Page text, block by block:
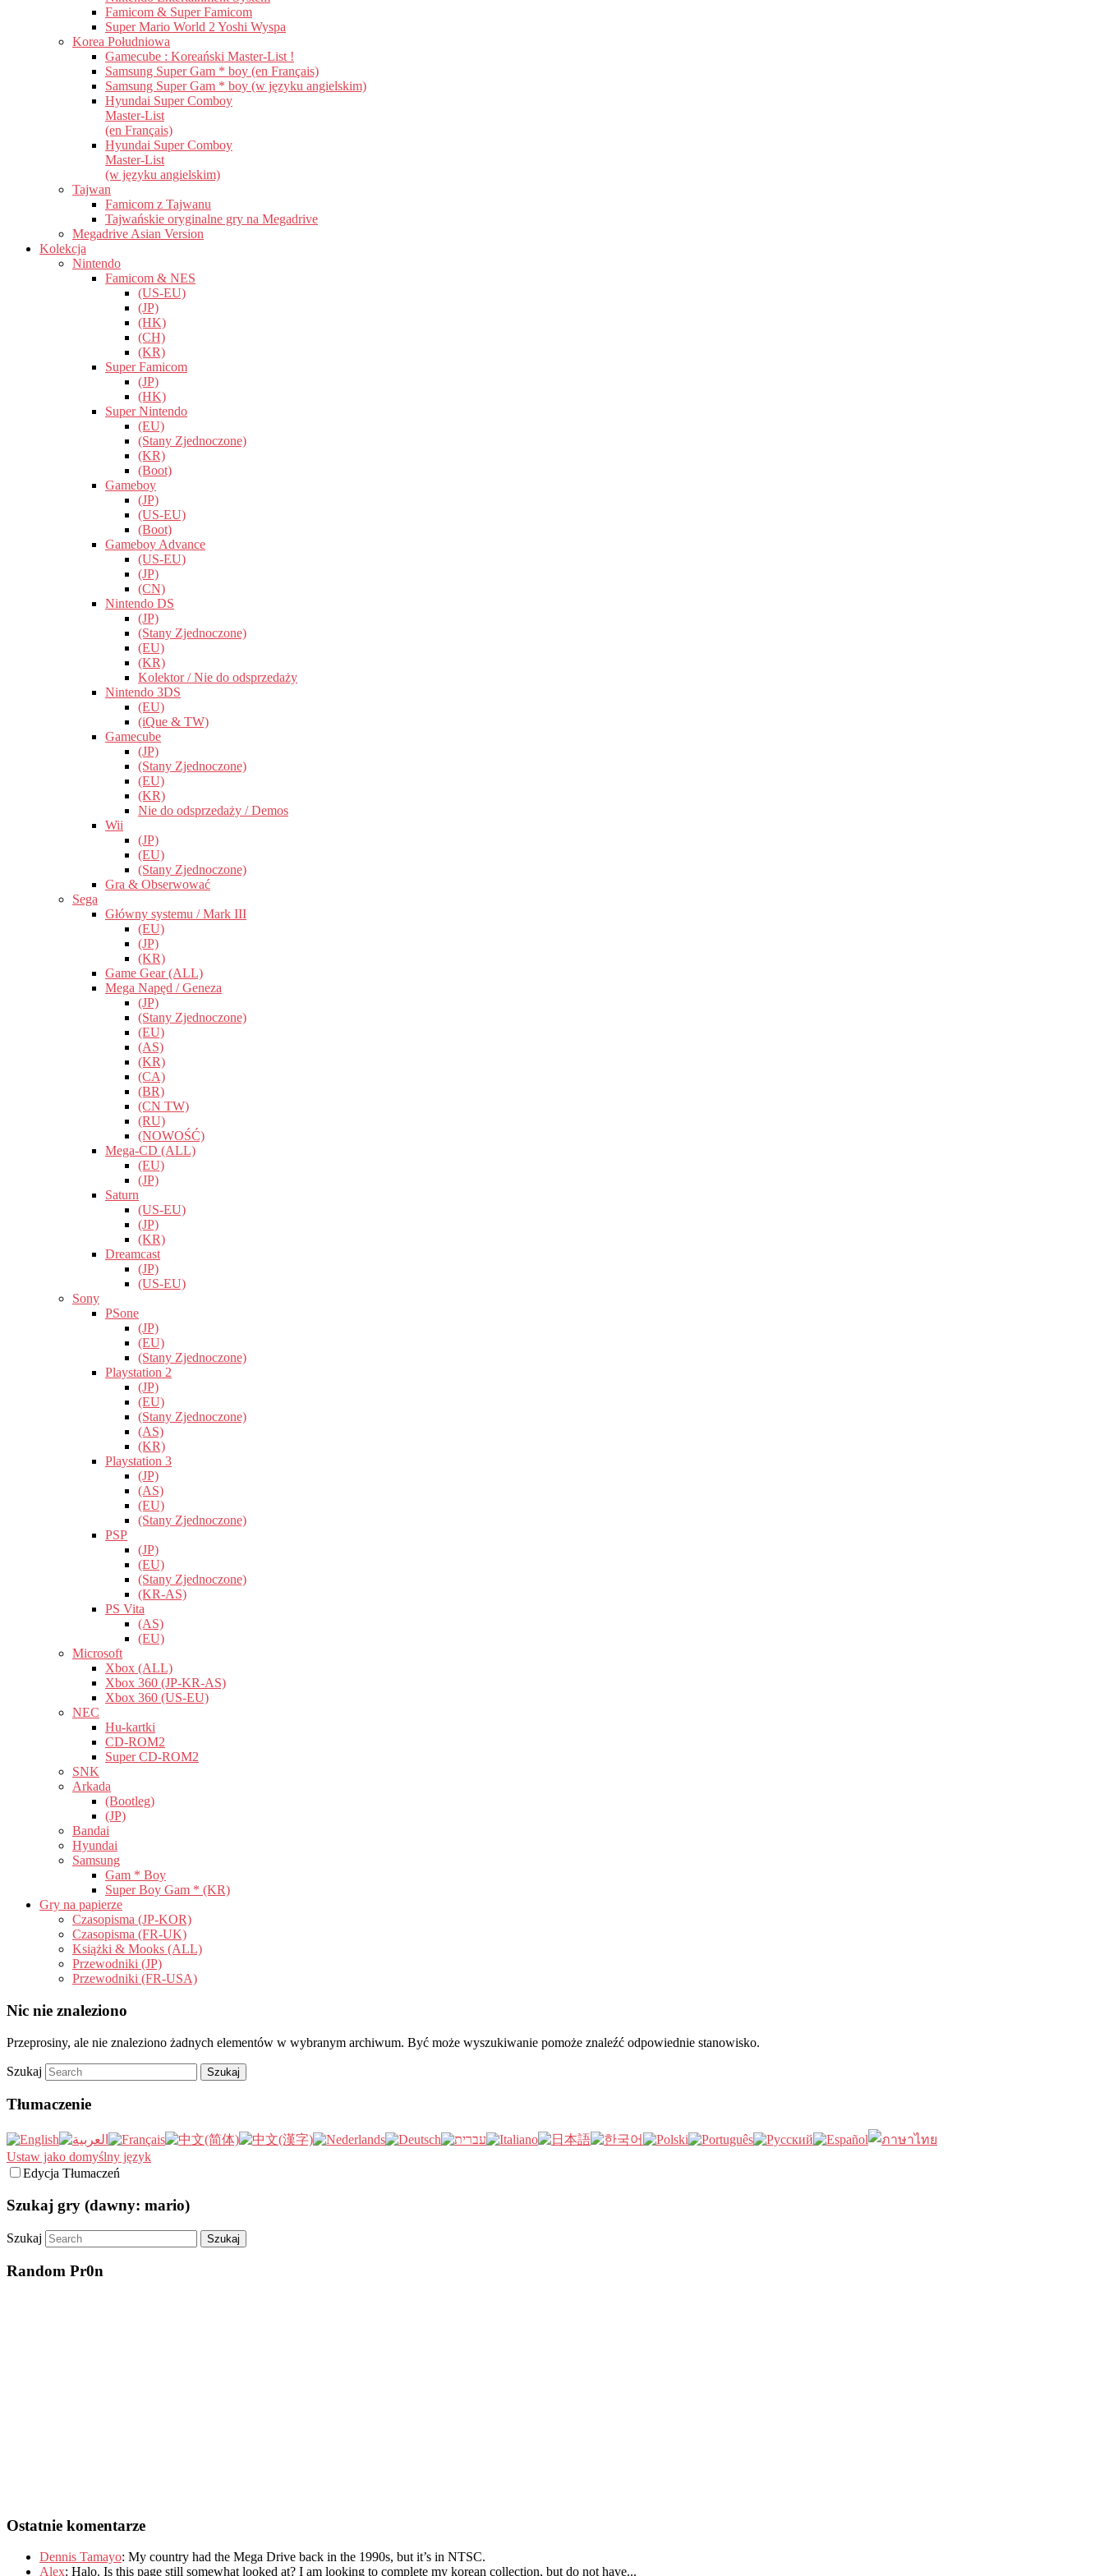
Famicom & Super Famicom
Super Mario World 2 Yoshi Wyspa
Korea Południowa
Gamecube : Koreański Master-List !
Samsung Super Gam * boy (en Français)
Samsung Super Gam * boy (w języku angielskim)
Hyundai Super Comboy
Master-List
(en Français)
Hyundai Super Comboy
Master-List
(w języku angielskim)
Tajwan
Famicom z Tajwanu
Tajwańskie oryginalne gry na Megadrive
Megadrive Asian Version
Kolekcja
Nintendo
Famicom & NES
(US-EU)
(JP)
(HK)
(CH)
(KR)
Super Famicom
(JP)
(HK)
Super Nintendo
(EU)
(Stany Zjednoczone)
(KR)
(Boot)
Gameboy
(JP)
(US-EU)
(Boot)
Gameboy Advance
(US-EU)
(JP)
(CN)
Nintendo DS
(JP)
(Stany Zjednoczone)
(EU)
(KR)
Kolektor / Nie do odsprzedaży
Nintendo 3DS
(EU)
(iQue & TW)
Gamecube
(JP)
(Stany Zjednoczone)
(EU)
(KR)
Nie do odsprzedaży / Demos
Wii
(JP)
(EU)
(Stany Zjednoczone)
Gra & Obserwować
Sega
Główny systemu / Mark III
(EU)
(JP)
(KR)
Game Gear (ALL)
Mega Napęd / Geneza
(JP)
(Stany Zjednoczone)
(EU)
(AS)
(KR)
(CA)
(BR)
(CN TW)
(RU)
(NOWOŚĆ)
Mega-CD (ALL)
(EU)
(JP)
Saturn
(US-EU)
(JP)
(KR)
Dreamcast
(JP)
(US-EU)
Sony
PSone
(JP)
(EU)
(Stany Zjednoczone)
Playstation 2
(JP)
(EU)
(Stany Zjednoczone)
(AS)
(KR)
Playstation 3
(JP)
(AS)
(EU)
(Stany Zjednoczone)
PSP
(JP)
(EU)
(Stany Zjednoczone)
(KR-AS)
PS Vita
(AS)
(EU)
Microsoft
Xbox (ALL)
Xbox 360 (JP-KR-AS)
Xbox 360 (US-EU)
NEC
Hu-kartki
CD-ROM2
Super CD-ROM2
SNK
Arkada
(Bootleg)
(JP)
Bandai
Hyundai
Samsung
Gam * Boy
Super Boy Gam * (KR)
Gry na papierze
Czasopisma (JP-KOR)
Czasopisma (FR-UK)
Książki & Mooks (ALL)
Przewodniki (JP)
Przewodniki (FR-USA)
Nic nie znaleziono
Przeprosiny, ale nie znaleziono żadnych elementów w wybranym archiwum. Być może wyszukiwanie pomoże znaleźć odpowiednie stanowisko.
Szukaj
Tłumaczenie
Ustaw jako domyślny język
Edycja Tłumaczeń
Szukaj gry (dawny: mario)
Szukaj
Random Pr0n
Ostatnie komentarze
Dennis Tamayo: My country had the Mega Drive back in the 1990s, but it’s in NTSC.
Alex: Halo. Is this page still somewhat looked at? I am looking to complete my korean collection, but do not have...